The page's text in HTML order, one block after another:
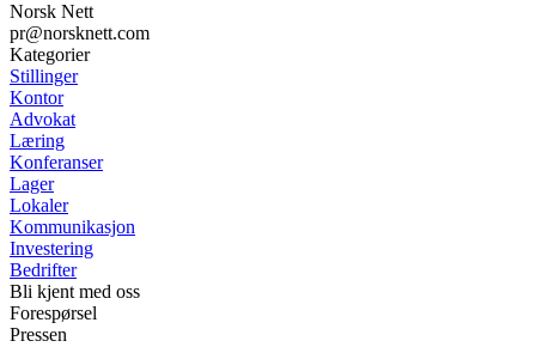
Norsk Nett
pr@norsknett.com
Kategorier
Stillinger
Kontor
Advokat
Læring
Konferanser
Lager
Lokaler
Kommunikasjon
Investering
Bedrifter
Bli kjent med oss
Forespørsel
Pressen